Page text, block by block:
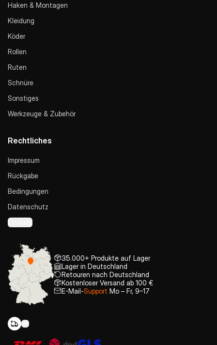
Haken & Montagen
Kleidung
Köder
Rollen
Ruten
Schnüre
Sonstiges
Werkzeuge & Zubehör
Rechtliches
Impressum
Rückgabe
Bedingungen
Datenschutz
Cookies
35.000+ Produkte auf Lager
Lager in Deutschland
Retouren nach Deutschland
Kostenloser Versand ab 100 €
E-Mail-Support Mo – Fr, 9–17